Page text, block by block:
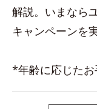
解説。いまなら
キャンペーンを
*年齢に応じたお